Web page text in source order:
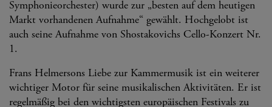
Symphonieorchester) wurde zur „besten auf dem heutigen
Markt vorhandenen Aufnahme“ gewählt. Hochgelobt ist
auch seine Aufnahme von Shostakovichs Cello-Konzert Nr.
1.
Frans Helmersons Liebe zur Kammermusik ist ein weiterer
wichtiger Motor für seine musikalischen Aktivitäten. Er ist
regelmäßig bei den wichtigsten europäischen Festivals zu